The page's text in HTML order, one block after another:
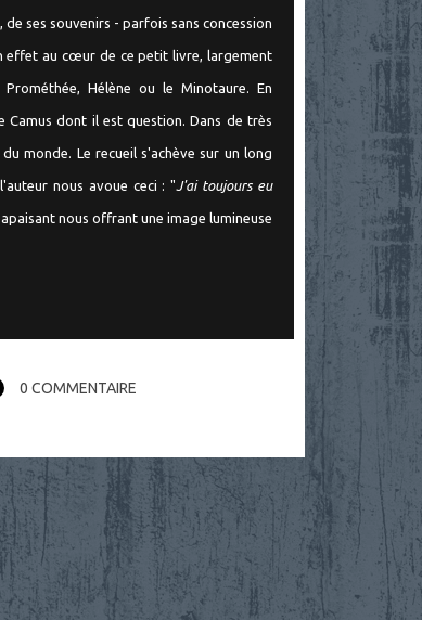
ses souvenirs - parfois sans concession
effet au cœur de ce petit livre, largement
Hélène ou le Minotaure. En
dont il est question. Dans de très
monde. Le recueil s'achève sur un long
nous avoue ceci : "J'ai toujours eu
nous offrant une image lumineuse
0 COMMENTAIRE